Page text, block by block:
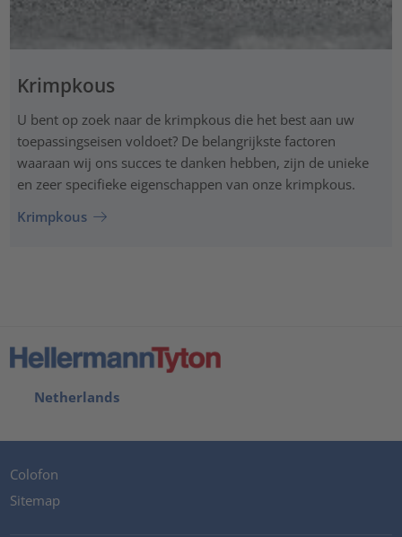
Krimpkous
U bent op zoek naar de krimpkous die het best aan uw
toepassingseisen voldoet? De belangrijkste factoren
waaraan wij ons succes te danken hebben, zijn de unieke
en zeer specifieke eigenschappen van onze krimpkous.
Krimpkous
Netherlands
Colofon
Sitemap